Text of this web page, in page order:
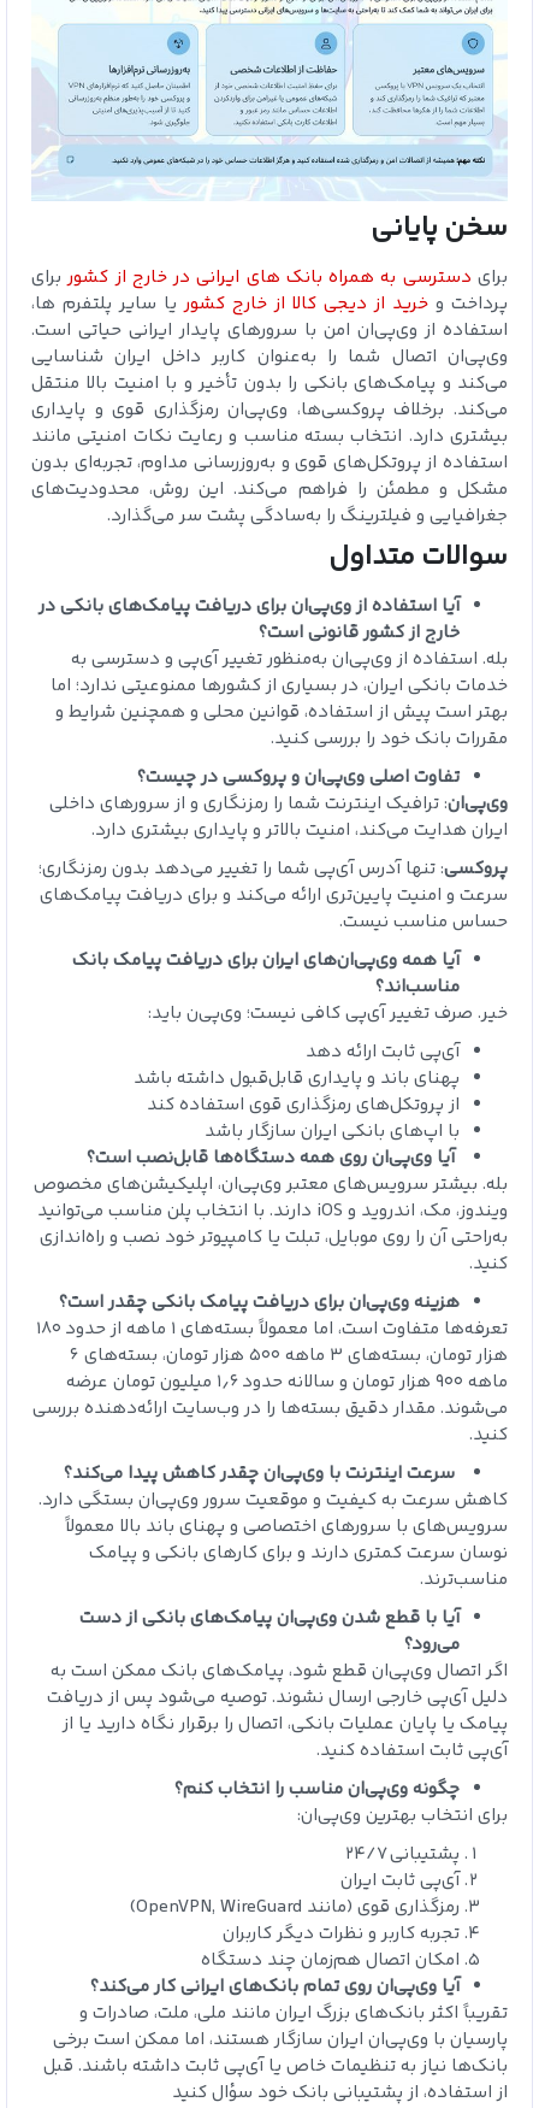
سخن پایانی
برای دسترسی به همراه بانک های ایرانی در خارج از کشوربرای
پرداخت و خرید از دیجی کالا از خارج کشوریا سایر پلتفرم ها،
استفاده از وی‌پی‌ان امن با سرورهای پایدار ایرانی حیاتی است.
وی‌پی‌ان اتصال شما را به‌عنوان کاربر داخل ایران شناسایی
می‌کند و پیامک‌های بانکی را بدون تأخیر و با امنیت بالا منتقل
می‌کند. برخلاف پروکسی‌ها، وی‌پی‌ان رمزگذاری قوی و پایداری
بیشتری دارد. انتخاب بسته مناسب و رعایت نکات امنیتی مانند
استفاده از پروتکل‌های قوی و به‌روزرسانی مداوم، تجربه‌ای بدون
مشکل و مطمئن را فراهم می‌کند. این روش، محدودیت‌های
جغرافیایی و فیلترینگ را به‌سادگی پشت سر می‌گذارد.
سوالات متداول
آیا استفاده از وی‌پی‌ان برای دریافت پیامک‌های بانکی در
خارج از کشور قانونی است؟
بله. استفاده از وی‌پی‌ان به‌منظور تغییر آی‌پی و دسترسی به
خدمات بانکی ایران، در بسیاری از کشورها ممنوعیتی ندارد؛ اما
بهتر است پیش از استفاده، قوانین محلی و همچنین شرایط و
مقررات بانک خود را بررسی کنید.
تفاوت اصلی وی‌پی‌ان و پروکسی در چیست؟
وی‌پی‌ان: ترافیک اینترنت شما را رمزنگاری و از سرورهای داخلی
ایران هدایت می‌کند، امنیت بالاتر و پایداری بیشتری دارد.
پروکسی: تنها آدرس آی‌پی شما را تغییر می‌دهد بدون رمزنگاری؛
سرعت و امنیت پایین‌تری ارائه می‌کند و برای دریافت پیامک‌های
حساس مناسب نیست.
آیا همه وی‌پی‌ان‌های ایران برای دریافت پیامک بانک
مناسب‌اند؟
خیر. صرف تغییر آی‌پی کافی نیست؛ وی‌پی‌ن باید:
آی‌پی ثابت ارائه دهد
پهنای باند و پایداری قابل‌قبول داشته باشد
از پروتکل‌های رمزگذاری قوی استفاده کند
با اپ‌های بانکی ایران سازگار باشد
آیا وی‌پی‌ان روی همه دستگاه‌ها قابل‌نصب است؟
بله. بیشتر سرویس‌های معتبر وی‌پی‌ان، اپلیکیشن‌های مخصوص
ویندوز، مک، اندروید و iOS دارند. با انتخاب پلن مناسب می‌توانید
به‌راحتی آن را روی موبایل، تبلت یا کامپیوتر خود نصب و راه‌اندازی
کنید.
هزینه وی‌پی‌ان برای دریافت پیامک بانکی چقدر است؟
تعرفه‌ها متفاوت است، اما معمولاً بسته‌های ۱ ماهه از حدود ۱۸۰
هزار تومان، بسته‌های ۳ ماهه ۵۰۰ هزار تومان، بسته‌های ۶
ماهه ۹۰۰ هزار تومان و سالانه حدود ۱٫۶ میلیون تومان عرضه
می‌شوند. مقدار دقیق بسته‌ها را در وب‌سایت ارائه‌دهنده بررسی
کنید.
سرعت اینترنت با وی‌پی‌ان چقدر کاهش پیدا می‌کند؟
کاهش سرعت به کیفیت و موقعیت سرور وی‌پی‌ان بستگی دارد.
سرویس‌های با سرورهای اختصاصی و پهنای باند بالا معمولاً
نوسان سرعت کمتری دارند و برای کارهای بانکی و پیامک
مناسب‌ترند.
آیا با قطع شدن وی‌پی‌ان پیامک‌های بانکی از دست
می‌رود؟
اگر اتصال وی‌پی‌ان قطع شود، پیامک‌های بانک ممکن است به
دلیل آی‌پی خارجی ارسال نشوند. توصیه می‌شود پس از دریافت
پیامک یا پایان عملیات بانکی، اتصال را برقرار نگاه دارید یا از
آی‌پی ثابت استفاده کنید.
چگونه وی‌پی‌ان مناسب را انتخاب کنم؟
برای انتخاب بهترین وی‌پی‌ان:
پشتیبانی ۲۴/۷
آی‌پی ثابت ایران
رمزگذاری قوی (مانند OpenVPN, WireGuard)
تجربه کاربر و نظرات دیگر کاربران
امکان اتصال هم‌زمان چند دستگاه
آیا وی‌پی‌ان روی تمام بانک‌های ایرانی کار می‌کند؟
تقریباً اکثر بانک‌های بزرگ ایران مانند ملی، ملت، صادرات و
پارسیان با وی‌پی‌ان ایران سازگار هستند، اما ممکن است برخی
بانک‌ها نیاز به تنظیمات خاص یا آی‌پی ثابت داشته باشند. قبل
از استفاده، از پشتیبانی بانک خود سؤال کنید